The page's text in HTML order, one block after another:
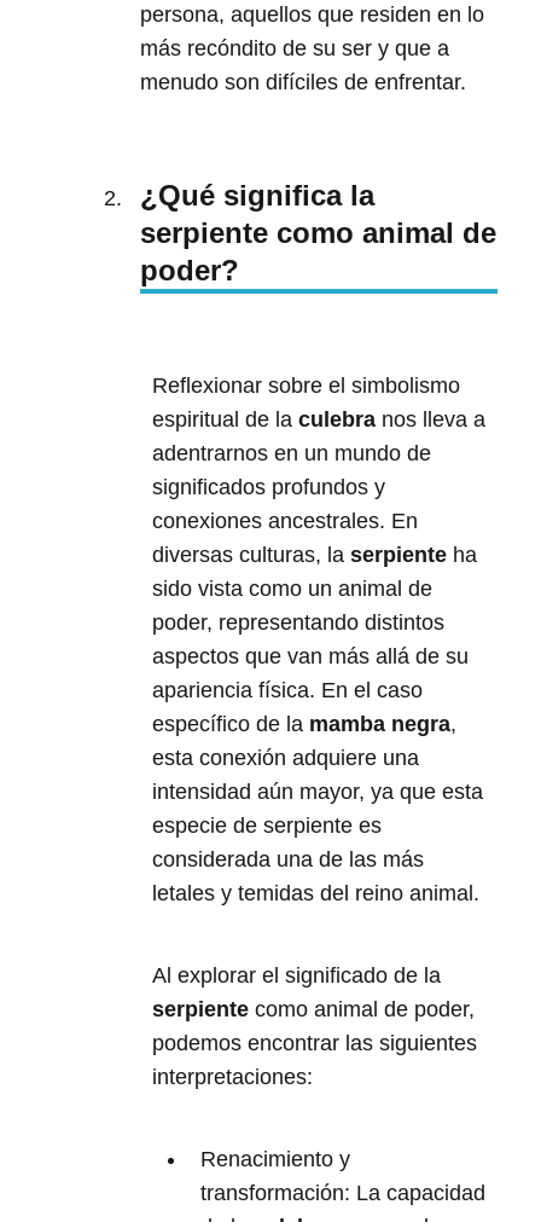
persona, aquellos que residen en lo
más recóndito de su ser y que a
menudo son difíciles de enfrentar.
¿Qué significa la
serpiente como animal de
poder?
Reflexionar sobre el simbolismo
espiritual de la culebra nos lleva a
adentrarnos en un mundo de
significados profundos y
conexiones ancestrales. En
diversas culturas, la serpiente ha
sido vista como un animal de
poder, representando distintos
aspectos que van más allá de su
apariencia física. En el caso
específico de la mamba negra,
esta conexión adquiere una
intensidad aún mayor, ya que esta
especie de serpiente es
considerada una de las más
letales y temidas del reino animal.
Al explorar el significado de la
serpiente como animal de poder,
podemos encontrar las siguientes
interpretaciones:
Renacimiento y
transformación: La capacidad